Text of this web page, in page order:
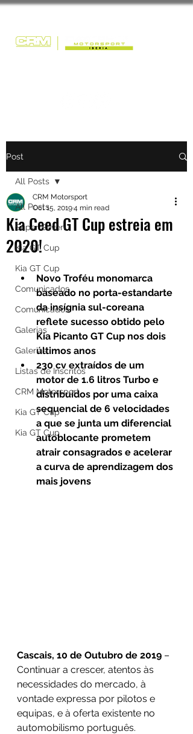
Post
All Posts
Super Seven
Kia GT Cup
Kia GT Cup
Comunicados
Comunicados
Galerias
Galerias
Listas de Inscritos
CRM Motorsport
Kia GT Cup
Kia GT Cup
All Posts
Kia Ceed GT Cup estreia em
2020!
CRM Motorsport
Oct 15, 20194 min read
Novo Troféu monomarca
baseado no porta-estandarte
da insígnia sul-coreana
reflete sucesso obtido pelo
Kia Picanto GT Cup nos dois
últimos anos
230 cv extraídos de um
motor de 1.6 litros Turbo e
distribuídos por uma caixa
sequencial de 6 velocidades
a que se junta um diferencial
autoblocante prometem
atrair consagrados e acelerar
a curva de aprendizagem dos
mais jovens
Cascais, 10 de Outubro de 2019 –
Continuar a crescer, atentos às
necessidades do mercado, à
vontade expressa por pilotos e
equipas, e à oferta existente no
automobilismo português.